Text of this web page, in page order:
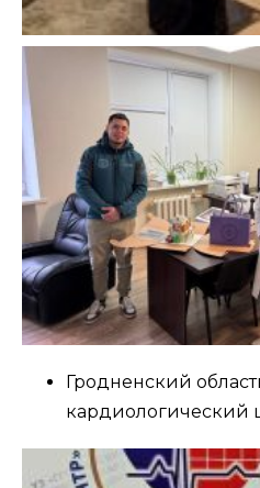
Гродненский
кардиологический